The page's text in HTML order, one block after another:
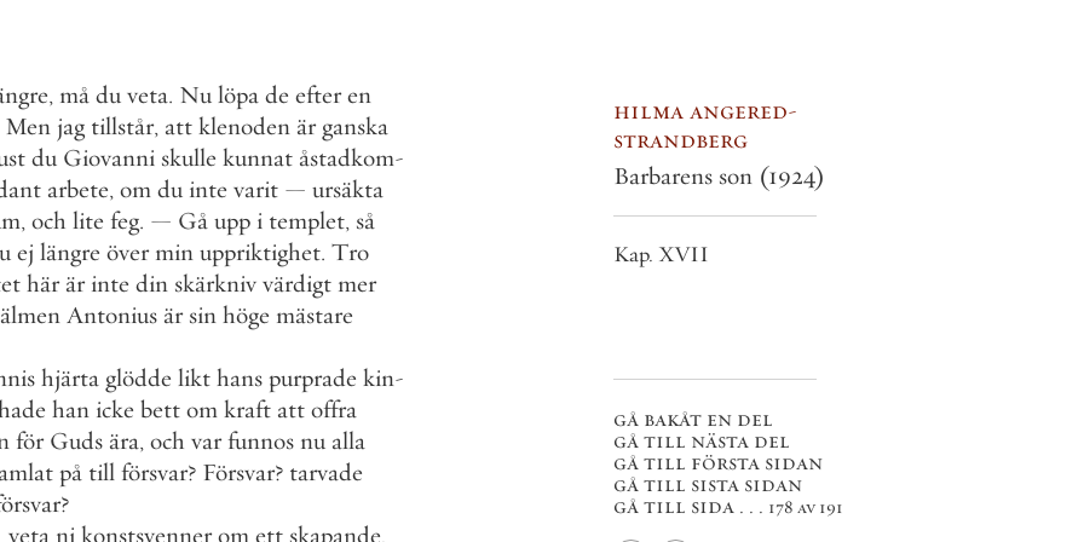
, må du veta. Nu löpa de efter en
Men jag tillstår, att klenoden är ganska
du Giovanni skulle kunnat åstadkom-
arbete, om du inte varit — ursäkta
, och lite feg. — Gå upp i templet, så
ej längre över min uppriktighet. Tro
här är inte din skärkniv värdigt mer
Antonius är sin höge mästare
hjärta glödde likt hans purprade kin-
han icke bett om kraft att offra
för Guds ära, och var funnos nu alla
på till försvar? Försvar? tarvade
?
veta ni konstsvenner om ett skapande
hilma angered-
strandberg
Barbarens son (1924)
Kap. XVII
gå bakåt en del
gå till nästa del
gå till första sidan
gå till sista sidan
gå till sida . . . 178 av 191